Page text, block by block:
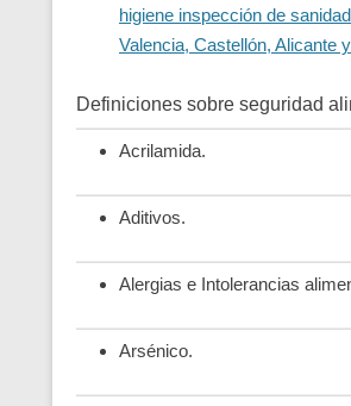
higiene inspección de
Valencia, Castellón, Alicante
Definiciones sobre seguridad
Acrilamida.
Aditivos.
Alergias e Intolerancias
Arsénico.